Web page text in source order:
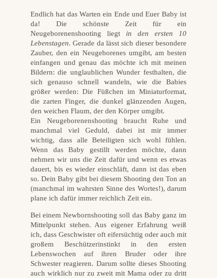
Endlich hat das Warten ein Ende und Euer Baby ist
da! Die schönste Zeit für ein
Neugeborenenshooting liegt in den ersten 10
Lebenstagen. Gerade da lässt sich dieser besondere
Zauber, den ein Neugeborenes umgibt, am besten
einfangen und genau das möchte ich mit meinen
Bildern: die unglaublichen Wunder festhalten, die
sich genauso schnell wandeln, wie die Babies
größer werden: Die Füßchen im Miniaturformat,
die zarten Finger, die dunkel glänzenden Augen,
den weichen Flaum, der den Körper umgibt.
Ein Neugeborenenshooting braucht Ruhe und
manchmal viel Geduld, dabei ist mir immer
wichtig, dass alle Beteiligten sich wohl fühlen.
Wenn das Baby gestillt werden möchte, dann
nehmen wir uns die Zeit dafür und wenn es etwas
dauert, bis es wieder einschläft, dann ist das eben
so. Dein Baby gibt bei diesem Shooting den Ton an
(manchmal im wahrsten Sinne des Wortes!), darum
plane ich dafür immer reichlich Zeit ein.
Bei einem Newbornshooting soll das Baby ganz im
Mittelpunkt stehen. Aus eigener Erfahrung weiß
ich, dass Geschwister oft eifersüchtig oder auch mit
großem Beschützerinstinkt in den ersten
Lebenswochen auf ihren Bruder oder ihre
Schwester reagieren. Darum sollte dieses Shooting
auch wirklich nur zu zweit mit Mama oder zu dritt